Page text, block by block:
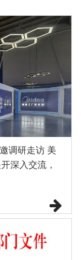
调研走访 美
深入交流，